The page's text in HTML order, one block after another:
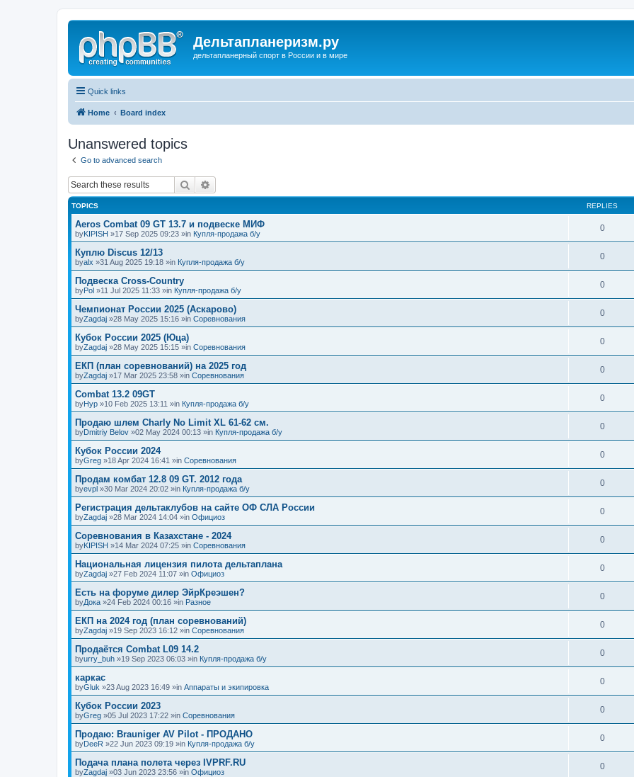
Дельтапланеризм.ру
дельтапланерный спорт в России и в мире
Quick links
Home Board index
Unanswered topics
Go to advanced search
Search
TOPICS REPLIES
Aeros Combat 09 GT 13.7 и подвеске МИФ
byKIPISH »17 Sep 2025 09:23 »in Купля-продажа б/у
0
Куплю Discus 12/13
byalx »31 Aug 2025 19:18 »in Купля-продажа б/у
0
Подвеска Cross-Country
byPol »11 Jul 2025 11:33 »in Купля-продажа б/у
0
Чемпионат России 2025 (Аскарово)
byZagdaj »28 May 2025 15:16 »in Соревнования
0
Кубок России 2025 (Юца)
byZagdaj »28 May 2025 15:15 »in Соревнования
0
ЕКП (план соревнований) на 2025 год
byZagdaj »17 Mar 2025 23:58 »in Соревнования
0
Combat 13.2 09GT
byНур »10 Feb 2025 13:11 »in Купля-продажа б/у
0
Продаю шлем Charly No Limit XL 61-62 см.
byDmitriy Belov »02 May 2024 00:13 »in Купля-продажа б/у
0
Кубок России 2024
byGreg »18 Apr 2024 16:41 »in Соревнования
0
Продам комбат 12.8 09 GT. 2012 года
byevpl »30 Mar 2024 20:02 »in Купля-продажа б/у
0
Регистрация дельтаклубов на сайте ОФ СЛА России
byZagdaj »28 Mar 2024 14:04 »in Официоз
0
Соревнования в Казахстане - 2024
byKIPISH »14 Mar 2024 07:25 »in Соревнования
0
Национальная лицензия пилота дельтаплана
byZagdaj »27 Feb 2024 11:07 »in Официоз
0
Есть на форуме дилер ЭйрКреэшен?
byДока »24 Feb 2024 00:16 »in Разное
0
ЕКП на 2024 год (план соревнований)
byZagdaj »19 Sep 2023 16:12 »in Соревнования
0
Продаётся Combat L09 14.2
byurry_buh »19 Sep 2023 06:03 »in Купля-продажа б/у
0
каркас
byGluk »23 Aug 2023 16:49 »in Аппараты и экипировка
0
Кубок России 2023
byGreg »05 Jul 2023 17:22 »in Соревнования
0
Продаю: Brauniger AV Pilot - ПРОДАНО
byDeeR »22 Jun 2023 09:19 »in Купля-продажа б/у
0
Подача плана полета через IVPRF.RU
byZagdaj »03 Jun 2023 23:56 »in Официоз
0